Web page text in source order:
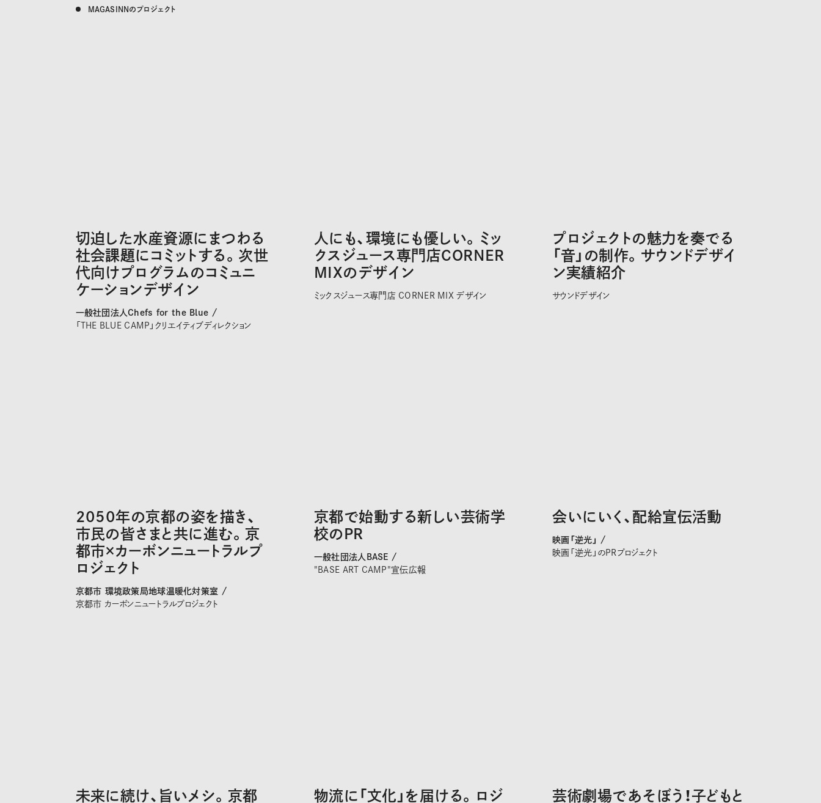
MAGASINNのプロジェクト
切迫した水産資源にまつわる
社会課題にコミットする。次世
代向けプログラムのコミュニ
ケーションデザイン
一般社団法人Chefs for the Blue /
「THE BLUE CAMP」クリエイティブディレクション
人にも、環境にも優しい。ミッ
クスジュース専門店CORNER
MIXのデザイン
ミックスジュース専門店 CORNER MIX デザイン
プロジェクトの魅力を奏でる
「音」の制作。サウンドデザイ
ン実績紹介
サウンドデザイン
2050年の京都の姿を描き、
市民の皆さまと共に進む。京
都市×カーボンニュートラルプ
ロジェクト
京都市 環境政策局地球温暖化対策室 /
京都市 カーボンニュートラルプロジェクト
京都で始動する新しい芸術学
校のPR
一般社団法人BASE /
"BASE ART CAMP"宣伝広報
会いにいく、配給宣伝活動
映画「逆光」 /
映画「逆光」のPRプロジェクト
未来に続け、旨いメシ。京都
物流に「文化」を届ける。ロジ
芸術劇場であそぼう！子どもと